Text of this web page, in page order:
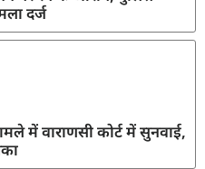
दर्ज
में वाराणसी कोर्ट में सुनवाई,